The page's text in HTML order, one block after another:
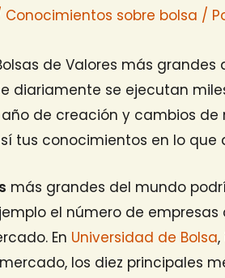
Conocimientos sobre bolsa /
de Valores más
diariamente se ejecutan
de creación y cambios
tus conocimientos en lo que
más grandes del mundo
el número de
En Universidad de Bolsa
los diez principales